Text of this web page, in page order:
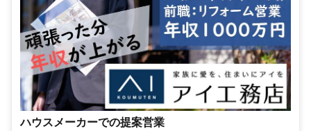
ハウスメーカーでの提案営業